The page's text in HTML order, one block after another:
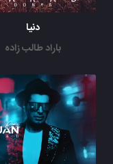
دنیا
باراد طالب زاده